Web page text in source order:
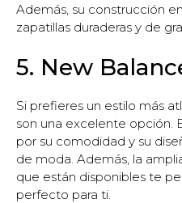
Además, su construcción
zapatillas duraderas y de
5. New
Si prefieres un estilo más
son una excelente opción.
por su comodidad y su
de moda. Además, la
que están disponibles te
perfecto para ti.